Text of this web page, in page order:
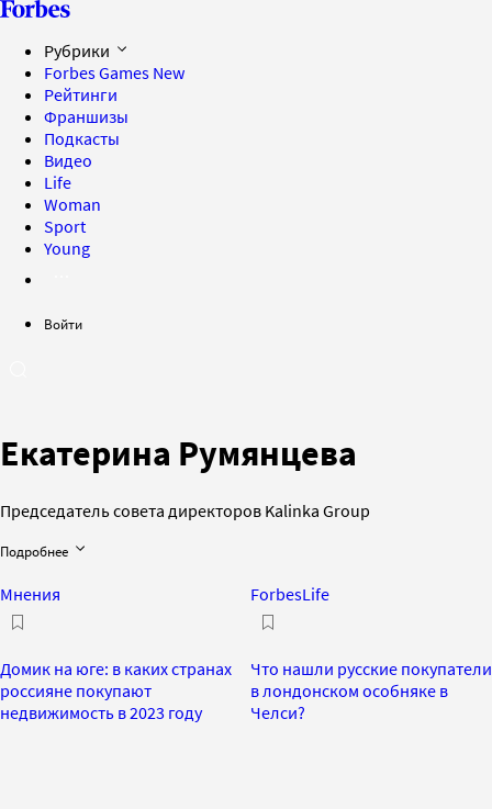
Рубрики
Forbes Games New
Рейтинги
Франшизы
Подкасты
Видео
Life
Woman
Sport
Young
Войти
Екатерина Румянцева
Председатель совета директоров Kalinka Group
Подробнее
Мнения
Домик на юге: в каких странах
россияне покупают
недвижимость в 2023 году
ForbesLife
Что нашли русские покупатели
в лондонском особняке в
Челси?